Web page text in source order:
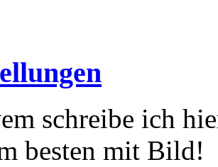
schreibe ich
besten mit Bild!